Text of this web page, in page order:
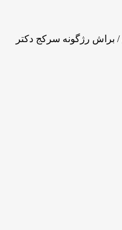
/ براش رژگونه سرکج دکتر